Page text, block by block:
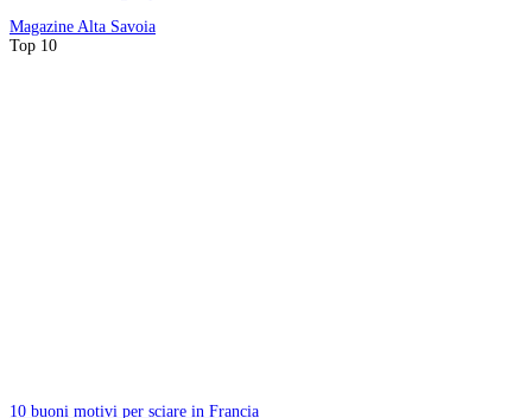
Magazine Alta Savoia
Top 10
10 buoni motivi per sciare in Francia